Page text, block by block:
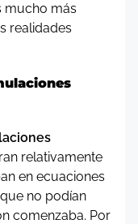
mucho más
realidades
relativamente
en ecuaciones
no podían
comenzaba. Por